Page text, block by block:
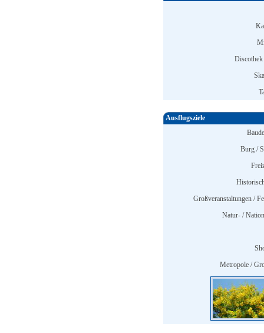
Ausflugsziele
Burg /
Großveranstaltungen /
Natur- /
Metropole /